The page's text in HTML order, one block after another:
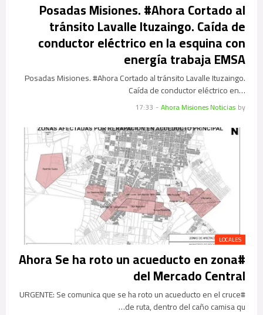
‪Posadas Misiones. #Ahora Cortado al
tránsito Lavalle Ituzaingo. Caída de
conductor eléctrico en la esquina con
energía trabaja EMSA‬
‪Posadas Misiones. #Ahora Cortado al tránsito Lavalle Ituzaingo.
Caída de conductor eléctrico en…
by
Ahora Misiones Noticias
-
17:33
LOCALES
#Ahora Se ha roto un acueducto en zona
del Mercado Central
#URGENTE: Se comunica que se ha roto un acueducto en el cruce
de ruta, dentro del caño camisa qu…